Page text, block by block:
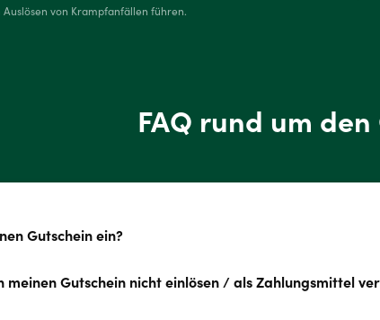
von Krampfanfällen führen.
FAQ rund um
Gutschein ein?
meinen Gutschein nicht einlösen / als Zahlungsmittel